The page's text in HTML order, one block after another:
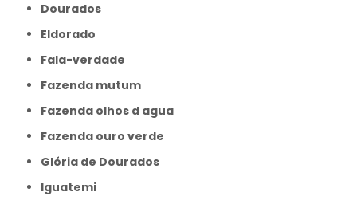
Dourados
Eldorado
Fala-verdade
Fazenda mutum
Fazenda olhos d agua
Fazenda ouro verde
Glória de Dourados
Iguatemi